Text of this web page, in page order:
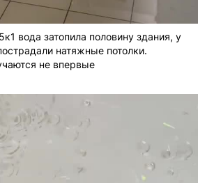
вода затопила половину здания, у
натяжные потолки.
не впервые